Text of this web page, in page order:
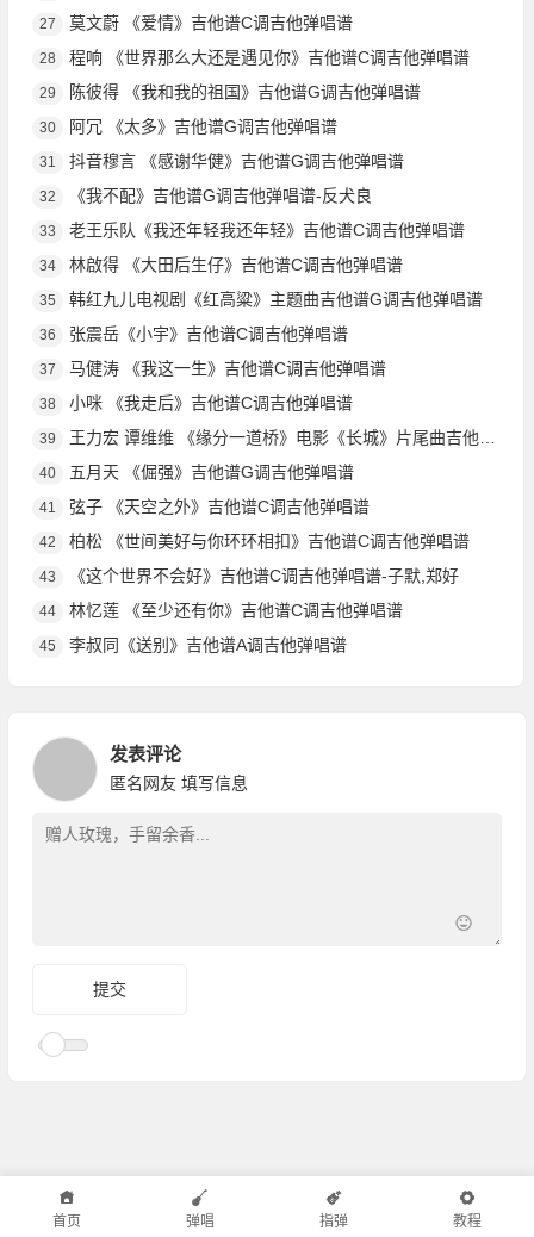
27 莫文蔚 《爱情》吉他谱C调吉他弹唱谱
28 程响 《世界那么大还是遇见你》吉他谱C调吉他弹唱谱
29 陈彼得 《我和我的祖国》吉他谱G调吉他弹唱谱
30 阿冗 《太多》吉他谱G调吉他弹唱谱
31 抖音穆言 《感谢华健》吉他谱G调吉他弹唱谱
32 《我不配》吉他谱G调吉他弹唱谱-反犬良
33 老王乐队《我还年轻我还年轻》吉他谱C调吉他弹唱谱
34 林啟得 《大田后生仔》吉他谱C调吉他弹唱谱
35 韩红九儿电视剧《红高粱》主题曲吉他谱G调吉他弹唱谱
36 张震岳《小宇》吉他谱C调吉他弹唱谱
37 马健涛 《我这一生》吉他谱C调吉他弹唱谱
38 小咪 《我走后》吉他谱C调吉他弹唱谱
39 王力宏 谭维维 《缘分一道桥》电影《长城》片尾曲吉他谱E调吉他弹唱谱
40 五月天 《倔强》吉他谱G调吉他弹唱谱
41 弦子 《天空之外》吉他谱C调吉他弹唱谱
42 柏松 《世间美好与你环环相扣》吉他谱C调吉他弹唱谱
43 《这个世界不会好》吉他谱C调吉他弹唱谱-子默,郑好
44 林忆莲 《至少还有你》吉他谱C调吉他弹唱谱
45 李叔同《送别》吉他谱A调吉他弹唱谱
发表评论
匿名网友 填写信息
首页 弹唱 指弹 教程